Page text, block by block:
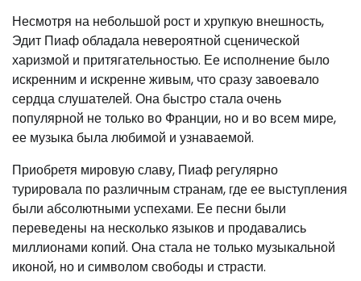
Несмотря на небольшой рост и хрупкую внешность,
Эдит Пиаф обладала невероятной сценической
харизмой и притягательностью. Ее исполнение было
искренним и искренне живым, что сразу завоевало
сердца слушателей. Она быстро стала очень
популярной не только во Франции, но и во всем мире,
ее музыка была любимой и узнаваемой.
Приобретя мировую славу, Пиаф регулярно
турировала по различным странам, где ее выступления
были абсолютными успехами. Ее песни были
переведены на несколько языков и продавались
миллионами копий. Она стала не только музыкальной
иконой, но и символом свободы и страсти.